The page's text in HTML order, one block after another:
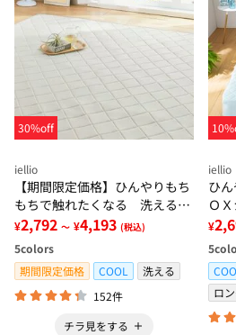
30%off
iellio
【期間限定価格】ひんやりもち
もちで触れたくなる 洗えるラ
グ＜低反発・滑りにくい・接触
冷感・防ダニ・カーペット＞
¥2,792 ～ ¥4,193 (税込)
5colors
期間限定価格
COOL
洗える
152件
チラ見をする
iellio
ひ
Ｏ
感・
ボ
＞
¥
5
ロ